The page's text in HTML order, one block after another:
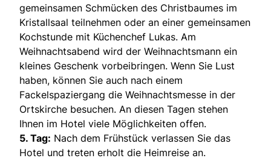
gemeinsamen Schmücken des Christbaumes im
Kristallsaal teilnehmen oder an einer gemeinsamen
Kochstunde mit Küchenchef Lukas. Am
Weihnachtsabend wird der Weihnachtsmann ein
kleines Geschenk vorbeibringen. Wenn Sie Lust
haben, können Sie auch nach einem
Fackelspaziergang die Weihnachtsmesse in der
Ortskirche besuchen. An diesen Tagen stehen
Ihnen im Hotel viele Möglichkeiten offen.
5. Tag: Nach dem Frühstück verlassen Sie das
Hotel und treten erholt die Heimreise an.